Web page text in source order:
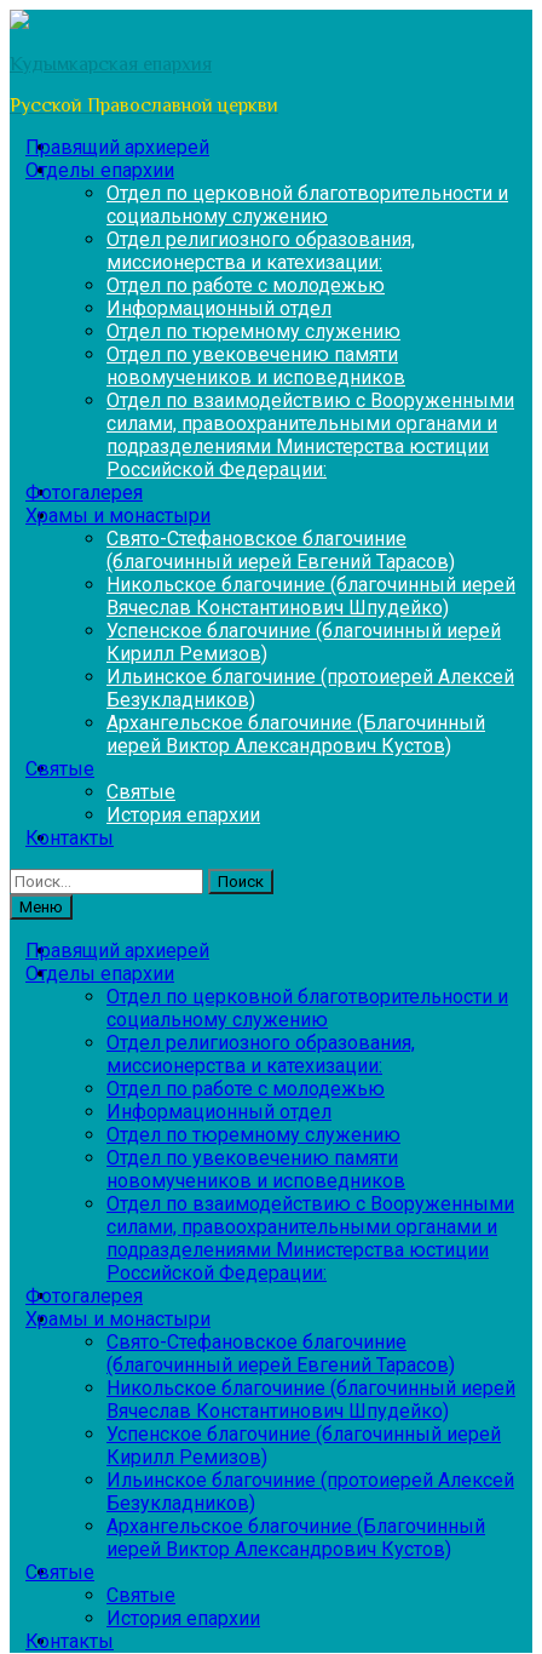
Перейти
содержимому
Кудымкарская епархия
Русской Православной церкви
Правящий архиерей
Отделы епархии
Отдел по церковной благотворительности и
социальному служению
Отдел религиозного образования,
миссионерства и катехизации:
Отдел по работе с молодежью
Информационный отдел
Отдел по тюремному служению
Отдел по увековечению памяти
новомучеников и исповедников
Отдел по взаимодействию с Вооруженными
силами, правоохранительными органами и
подразделениями Министерства юстиции
Российской Федерации:
Фотогалерея
Храмы и монастыри
Свято-Стефановское благочиние
(благочинный иерей Евгений Тарасов)
Никольское благочиние (благочинный иерей
Вячеслав Константинович Шпудейко)
Успенское благочиние (благочинный иерей
Кирилл Ремизов)
Ильинское благочиние (протоиерей Алексей
Безукладников)
Архангельское благочиние (Благочинный
иерей Виктор Александрович Кустов)
Святые
Святые
История епархии
Контакты
Найти:
Меню
Правящий архиерей
Отделы епархии
Отдел по церковной благотворительности и
социальному служению
Отдел религиозного образования,
миссионерства и катехизации:
Отдел по работе с молодежью
Информационный отдел
Отдел по тюремному служению
Отдел по увековечению памяти
новомучеников и исповедников
Отдел по взаимодействию с Вооруженными
силами, правоохранительными органами и
подразделениями Министерства юстиции
Российской Федерации:
Фотогалерея
Храмы и монастыри
Свято-Стефановское благочиние
(благочинный иерей Евгений Тарасов)
Никольское благочиние (благочинный иерей
Вячеслав Константинович Шпудейко)
Успенское благочиние (благочинный иерей
Кирилл Ремизов)
Ильинское благочиние (протоиерей Алексей
Безукладников)
Архангельское благочиние (Благочинный
иерей Виктор Александрович Кустов)
Святые
Святые
История епархии
Контакты